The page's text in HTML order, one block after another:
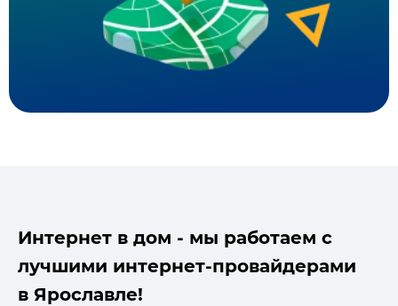
Интернет в дом - мы работаем с
лучшими интернет-провайдерами
в Ярославле!